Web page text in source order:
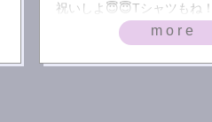
祝いしよ😇😇Tシャツもね！
more